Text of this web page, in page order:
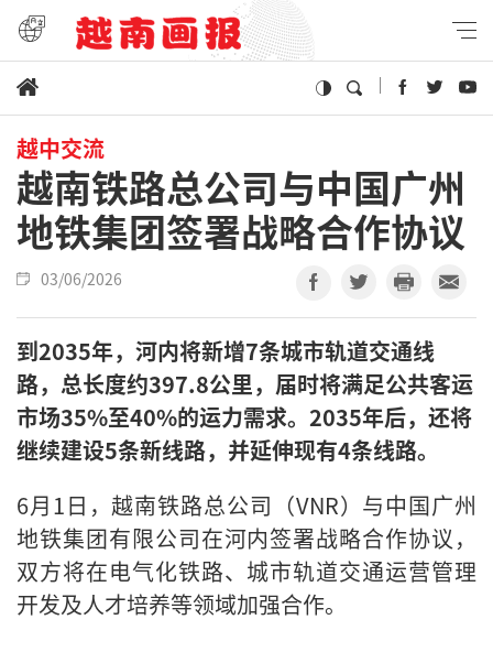
越中交流
越南铁路总公司与中国广州
地铁集团签署战略合作协议
03/06/2026
到2035年，河内将新增7条城市轨道交通线
路，总长度约397.8公里，届时将满足公共客运
市场35%至40%的运力需求。2035年后，还将
继续建设5条新线路，并延伸现有4条线路。
6月1日，越南铁路总公司（VNR）与中国广州
地铁集团有限公司在河内签署战略合作协议，
双方将在电气化铁路、城市轨道交通运营管理
开发及人才培养等领域加强合作。